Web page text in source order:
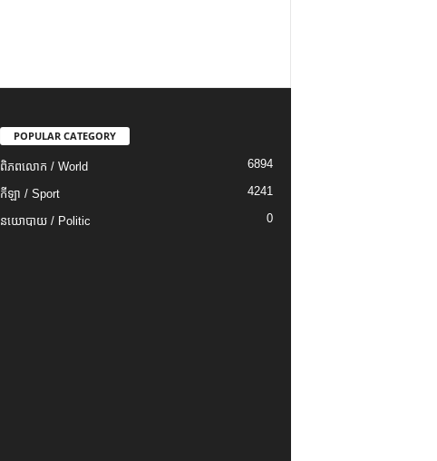
POPULAR CATEGORY
ពិភពលោក / World 6894
កីឡា / Sport 4241
នយោបាយ / Politic 0